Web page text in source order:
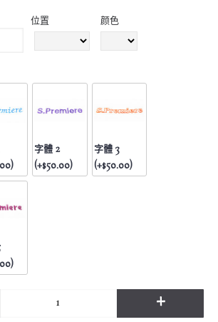
位置 颜色
字體 2
(+$50.00)
字體 3
(+$50.00)
+